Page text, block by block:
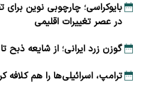
بایوکراسی؛ چارچوبی نوین
در عصر تغییرات اقلیمی
گوزن زرد ایرانی؛ از شایعه ذبح
ترامپ، اسرائیلی‌ها را هم کلافه